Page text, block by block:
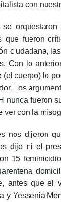
con
que fueron
ciudadana,
Con lo
cuerpo) lo
Los
nunca fueron
ver con la
nos dijeron
dijo ni el
15
antes que el
y Yessenia